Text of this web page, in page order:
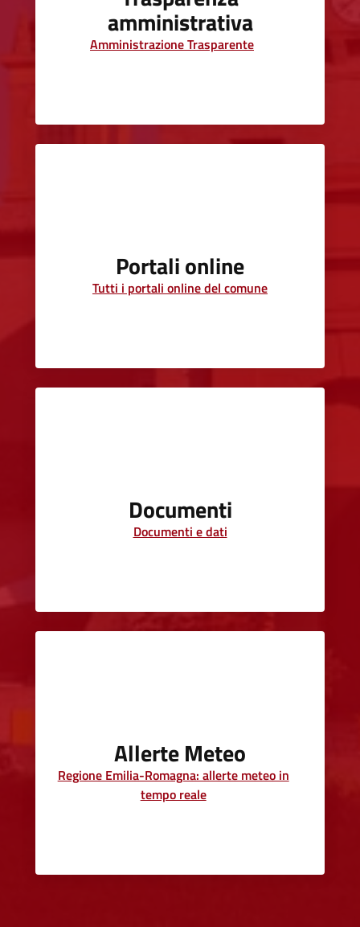
amministrativa
Amministrazione Trasparente
Portali online
Tutti i portali online del comune
Documenti
Documenti e dati
Allerte Meteo
Regione Emilia-Romagna: allerte meteo in
tempo reale